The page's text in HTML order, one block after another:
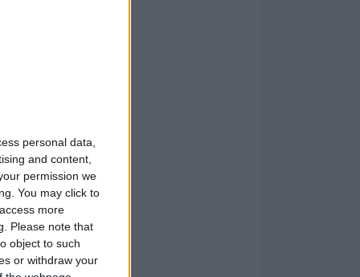
personal data,
and content,
permission we
You may click to
more
Please note that
object to such
or withdraw your